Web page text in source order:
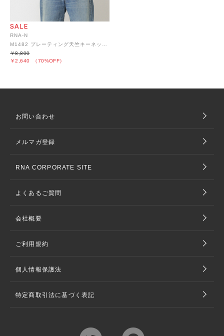
RNA-N
￥2,640 （70%OFF）
￥8,800
お問い合わせ
メルマガ登録
RNA CORPORATE SITE
よくあるご質問
会社概要
ご利用規約
個人情報保護法
特定商取引法に基づく表記